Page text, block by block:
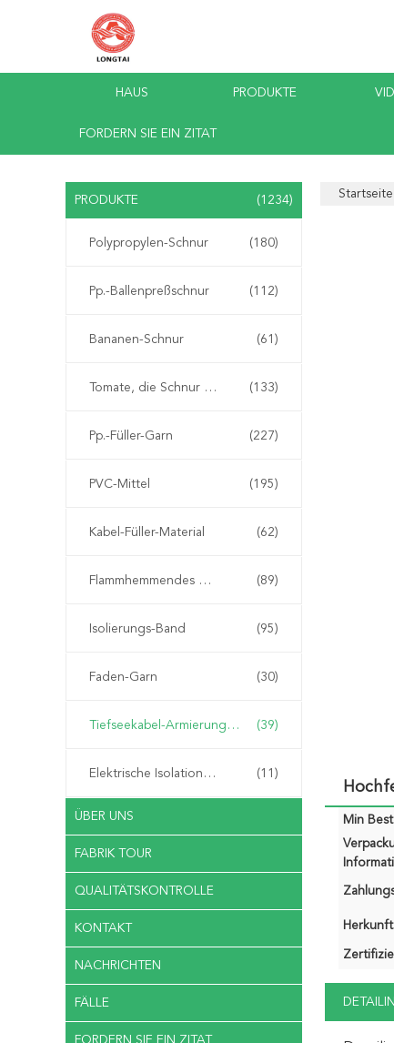
HAUS PRODUKTE
FORDERN SIE EIN ZITAT
PRODUKTE (1234)
Polypropylen-Schnur (180)
Pp.-Ballenpreßschnur (112)
Bananen-Schnur (61)
Tomate, die Schnur bindet (133)
Pp.-Füller-Garn (227)
PVC-Mittel (195)
Kabel-Füller-Material (62)
Flammhemmendes Material (89)
Isolierungs-Band (95)
Faden-Garn (30)
Tiefseekabel-Armierungs-Schnur (39)
Elektrische Isolationspapier (11)
ÜBER UNS
FABRIK TOUR
QUALITÄTSKONTROLLE
KONTAKT
NACHRICHTEN
FÄLLE
FORDERN SIE EIN ZITAT
Startseite
Min